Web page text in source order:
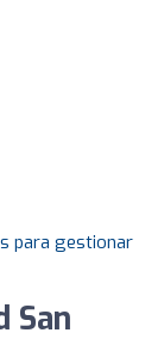
para gestionar
San